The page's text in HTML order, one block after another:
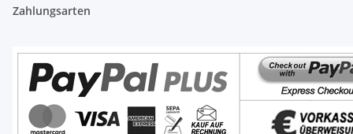
Zahlungsarten